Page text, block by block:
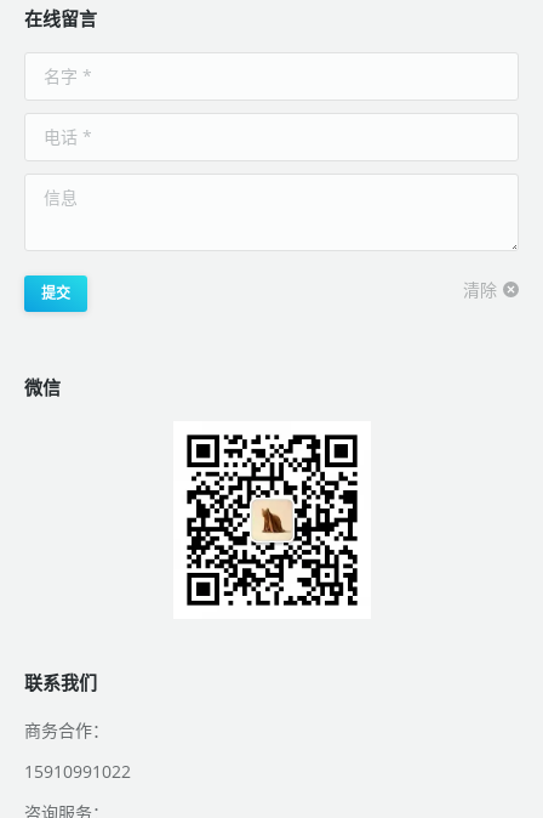
在线留言
名字 *
电话 *
信息
提交 清除
微信
联系我们
商务合作：
15910991022
咨询服务：